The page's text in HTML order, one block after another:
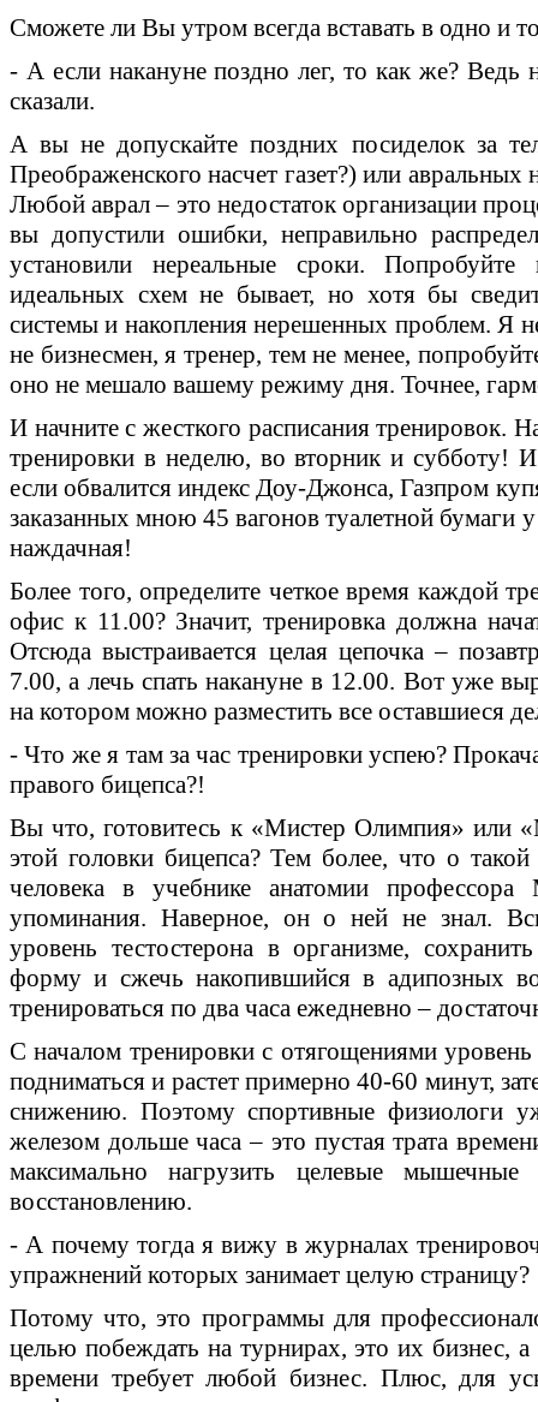
Сможете ли Вы утром всегда вставать в одно и
- А если накануне поздно лег, то как же? Ведь
сказали.
А вы не допускайте поздних посиделок за
Преображенского насчет газет?) или
Любой аврал – это недостаток организации
вы допустили ошибки, неправильно
установили нереальные сроки.
идеальных схем не бывает, но хотя бы
системы и накопления нерешенных проблем. Я
не бизнесмен, я тренер, тем не менее,
оно не мешало вашему режиму дня. Точнее,
И начните с жесткого расписания тренировок.
тренировки в неделю, во вторник и субботу!
если обвалится индекс Доу-Джонса, Газпром
заказанных мною 45 вагонов туалетной бумаги
наждачная!
Более того, определите четкое время каждой
офис к 11.00? Значит, тренировка должна
Отсюда выстраивается целая цепочка –
7.00, а лечь спать накануне в 12.00. Вот уже
на котором можно разместить все оставшиеся
- Что же я там за час тренировки успею?
правого бицепса?!
Вы что, готовитесь к «Мистер Олимпия» или
этой головки бицепса? Тем более, что о
человека в учебнике анатомии
упоминания. Наверное, он о ней не знал.
уровень тестостерона в организме,
форму и сжечь накопившийся в адипозных
тренироваться по два часа ежедневно –
С началом тренировки с отягощениями уровень
подниматься и растет примерно 40-60 минут,
снижению. Поэтому спортивные физиологи
железом дольше часа – это пустая трата
максимально нагрузить целевые
восстановлению.
- А почему тогда я вижу в журналах
упражнений которых занимает целую страницу?
Потому что, это программы для
целью побеждать на турнирах, это их бизнес, а
времени требует любой бизнес. Плюс, для